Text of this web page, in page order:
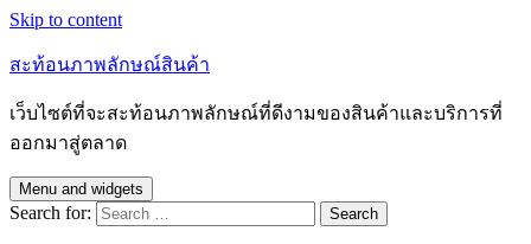
Skip to content
สะท้อนภาพลักษณ์สินค้า
เว็บไซต์ที่จะสะท้อนภาพลักษณ์ที่ดีงามของสินค้าและบริการที่
ออกมาสู่ตลาด
Menu and widgets
Search for: